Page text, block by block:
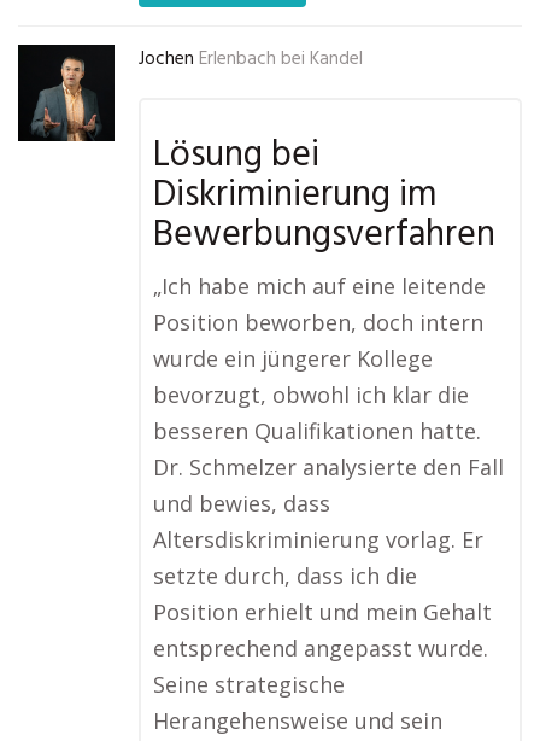
Jochen Erlenbach bei Kandel
Lösung bei
Diskriminierung im
Bewerbungsverfahren
„Ich habe mich auf eine leitende
Position beworben, doch intern
wurde ein jüngerer Kollege
bevorzugt, obwohl ich klar die
besseren Qualifikationen hatte.
Dr. Schmelzer analysierte den Fall
und bewies, dass
Altersdiskriminierung vorlag. Er
setzte durch, dass ich die
Position erhielt und mein Gehalt
entsprechend angepasst wurde.
Seine strategische
Herangehensweise und sein